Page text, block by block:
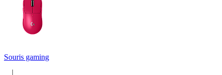
Souris gaming